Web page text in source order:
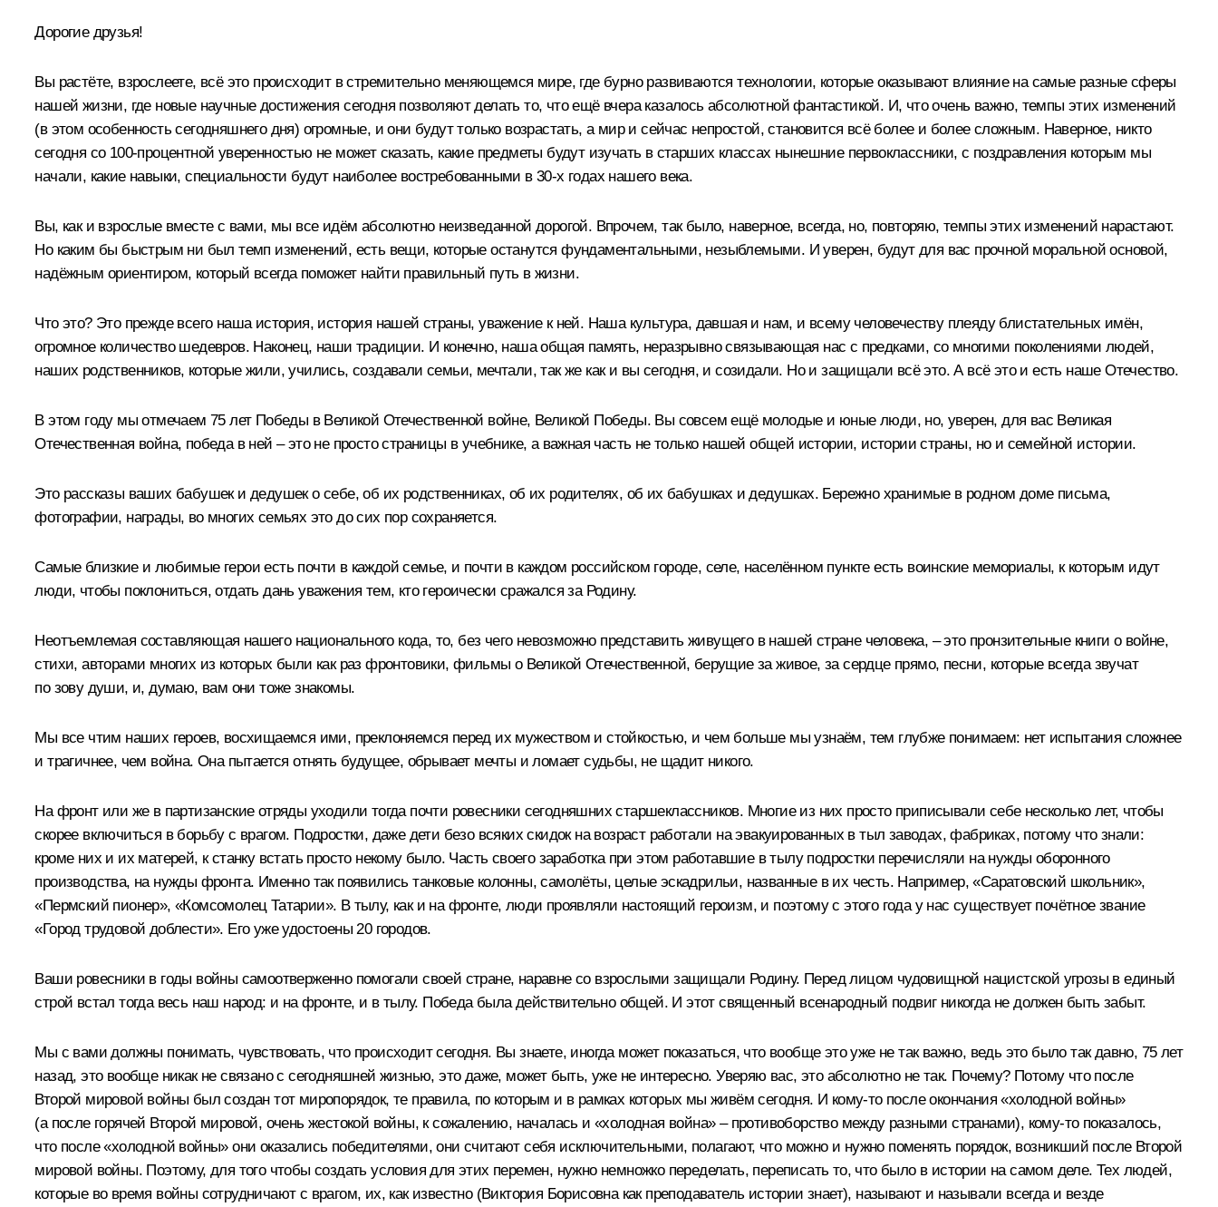
Дорогие друзья!
Вы растёте, взрослеете, всё это происходит в стремительно меняющемся мире, где бурно развиваются технологии, которые оказывают влияние на самые разные сферы
нашей жизни, где новые научные достижения сегодня позволяют делать то, что ещё вчера казалось абсолютной фантастикой. И, что очень важно, темпы этих изменений
(в этом особенность сегодняшнего дня) огромные, и они будут только возрастать, а мир и сейчас непростой, становится всё более и более сложным. Наверное, никто
сегодня со 100-процентной уверенностью не может сказать, какие предметы будут изучать в старших классах нынешние первоклассники, с поздравления которым мы
начали, какие навыки, специальности будут наиболее востребованными в 30-х годах нашего века.
Вы, как и взрослые вместе с вами, мы все идём абсолютно неизведанной дорогой. Впрочем, так было, наверное, всегда, но, повторяю, темпы этих изменений нарастают.
Но каким бы быстрым ни был темп изменений, есть вещи, которые останутся фундаментальными, незыблемыми. И уверен, будут для вас прочной моральной основой,
надёжным ориентиром, который всегда поможет найти правильный путь в жизни.
Что это? Это прежде всего наша история, история нашей страны, уважение к ней. Наша культура, давшая и нам, и всему человечеству плеяду блистательных имён,
огромное количество шедевров. Наконец, наши традиции. И конечно, наша общая память, неразрывно связывающая нас с предками, со многими поколениями людей,
наших родственников, которые жили, учились, создавали семьи, мечтали, так же как и вы сегодня, и созидали. Но и защищали всё это. А всё это и есть наше Отечество.
В этом году мы отмечаем 75 лет Победы в Великой Отечественной войне, Великой Победы. Вы совсем ещё молодые и юные люди, но, уверен, для вас Великая
Отечественная война, победа в ней – это не просто страницы в учебнике, а важная часть не только нашей общей истории, истории страны, но и семейной истории.
Это рассказы ваших бабушек и дедушек о себе, об их родственниках, об их родителях, об их бабушках и дедушках. Бережно хранимые в родном доме письма,
фотографии, награды, во многих семьях это до сих пор сохраняется.
Самые близкие и любимые герои есть почти в каждой семье, и почти в каждом российском городе, селе, населённом пункте есть воинские мемориалы, к которым идут
люди, чтобы поклониться, отдать дань уважения тем, кто героически сражался за Родину.
Неотъемлемая составляющая нашего национального кода, то, без чего невозможно представить живущего в нашей стране человека, – это пронзительные книги о войне,
стихи, авторами многих из которых были как раз фронтовики, фильмы о Великой Отечественной, берущие за живое, за сердце прямо, песни, которые всегда звучат
по зову души, и, думаю, вам они тоже знакомы.
Мы все чтим наших героев, восхищаемся ими, преклоняемся перед их мужеством и стойкостью, и чем больше мы узнаём, тем глубже понимаем: нет испытания сложнее
и трагичнее, чем война. Она пытается отнять будущее, обрывает мечты и ломает судьбы, не щадит никого.
На фронт или же в партизанские отряды уходили тогда почти ровесники сегодняшних старшеклассников. Многие из них просто приписывали себе несколько лет, чтобы
скорее включиться в борьбу с врагом. Подростки, даже дети безо всяких скидок на возраст работали на эвакуированных в тыл заводах, фабриках, потому что знали:
кроме них и их матерей, к станку встать просто некому было. Часть своего заработка при этом работавшие в тылу подростки перечисляли на нужды оборонного
производства, на нужды фронта. Именно так появились танковые колонны, самолёты, целые эскадрильи, названные в их честь. Например, «Саратовский школьник»,
«Пермский пионер», «Комсомолец Татарии». В тылу, как и на фронте, люди проявляли настоящий героизм, и поэтому с этого года у нас существует почётное звание
«Город трудовой доблести». Его уже удостоены 20 городов.
Ваши ровесники в годы войны самоотверженно помогали своей стране, наравне со взрослыми защищали Родину. Перед лицом чудовищной нацистской угрозы в единый
строй встал тогда весь наш народ: и на фронте, и в тылу. Победа была действительно общей. И этот священный всенародный подвиг никогда не должен быть забыт.
Мы с вами должны понимать, чувствовать, что происходит сегодня. Вы знаете, иногда может показаться, что вообще это уже не так важно, ведь это было так давно, 75 лет
назад, это вообще никак не связано с сегодняшней жизнью, это даже, может быть, уже не интересно. Уверяю вас, это абсолютно не так. Почему? Потому что после
Второй мировой войны был создан тот миропорядок, те правила, по которым и в рамках которых мы живём сегодня. И кому-то после окончания «холодной войны»
(а после горячей Второй мировой, очень жестокой войны, к сожалению, началась и «холодная война» – противоборство между разными странами), кому-то показалось,
что после «холодной войны» они оказались победителями, они считают себя исключительными, полагают, что можно и нужно поменять порядок, возникший после Второй
мировой войны. Поэтому, для того чтобы создать условия для этих перемен, нужно немножко переделать, переписать то, что было в истории на самом деле. Тех людей,
которые во время войны сотрудничают с врагом, их, как известно (Виктория Борисовна как преподаватель истории знает), называют и называли всегда и везде